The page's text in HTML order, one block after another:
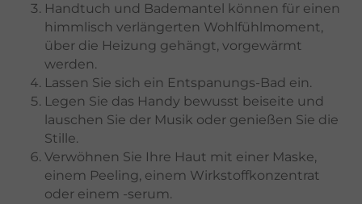
Handtuch und Bademantel können für einen
himmlisch verlängerten Wohlfühlmoment,
über die Heizung gehängt, vorgewärmt
werden.
Lassen Sie sich ein Entspanungs-Bad ein.
Legen Sie das Handy bewusst beiseite und
lauschen Sie der Musik oder genießen Sie die
Stille.
Verwöhnen Sie Ihre Haut mit einer Maske,
einem Peeling, einem Wirkstoffkonzentrat
oder einem -serum.